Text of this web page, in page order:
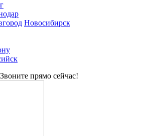
Новосибирск
Звоните прямо сейчас!